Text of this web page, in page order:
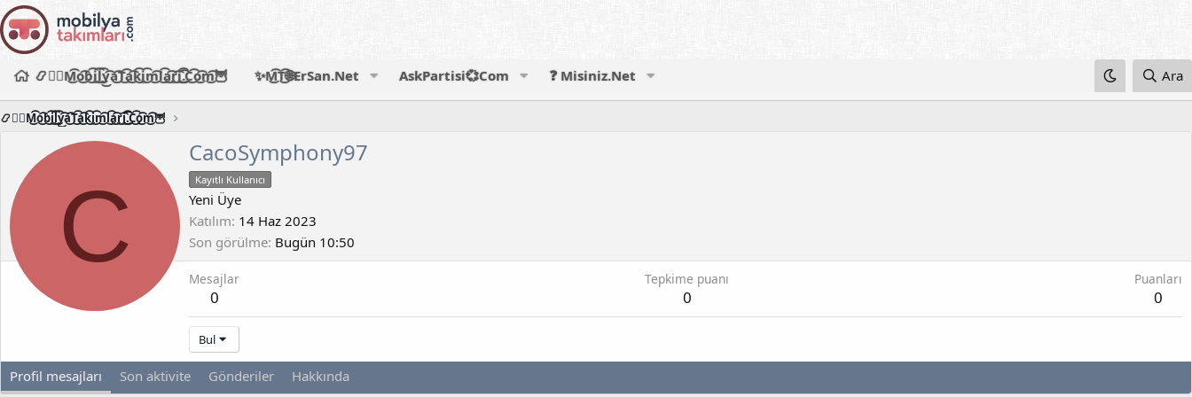
📿🧙‍♂️M͜͡o͜͡b͜͡i͜͡l͜͡y͜͡a͜͡T͜͡a͜͡k͜͡i͜͡m͜͡l͜͡a͜͡r͜͡i͜͡.͜͡C͜͡o͜͡m͜͡🦉 ✨M͜͡T͜͡🌐ErSan.Net AskPartisi💞Com ❓ Misiniz.Net Ara
📿🧙‍♂️M͜͡o͜͡b͜͡i͜͡l͜͡y͜͡a͜͡T͜͡a͜͡k͜͡i͜͡m͜͡l͜͡a͜͡r͜͡i͜͡.͜͡C͜͡o͜͡m͜͡🦉
C
CacoSymphony97
Kayıtlı Kullanıcı
Yeni Üye
Katılım 14 Haz 2023
Son görülme Bugün 10:50
Mesajlar
0
Tepkime puanı
0
Puanları
0
Bul
Profil mesajları Son aktivite Gönderiler Hakkında